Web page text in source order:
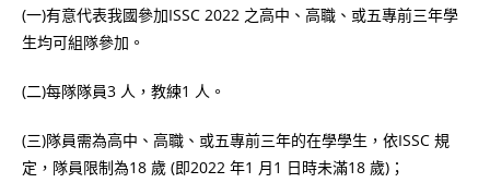
(一)有意代表我國參加ISSC 2022 之高中、高職、或五專前三年學
生均可組隊參加。
(二)每隊隊員3 人，教練1 人。
(三)隊員需為高中、高職、或五專前三年的在學學生，依ISSC 規
定，隊員限制為18 歲 (即2022 年1 月1 日時未滿18 歲)；